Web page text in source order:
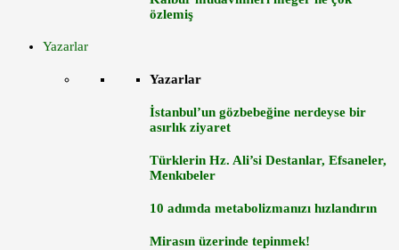
özlemiş
Yazarlar
Yazarlar
İstanbul’un gözbebeğine nerdeyse bir
asırlık ziyaret
Türklerin Hz. Ali’si Destanlar, Efsaneler,
Menkıbeler
10 adımda metabolizmanızı hızlandırın
Mirasın üzerinde tepinmek!